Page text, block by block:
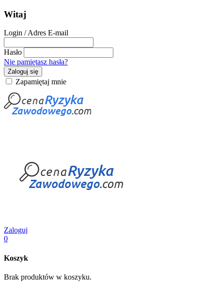
Witaj
Login / Adres E-mail
Hasło
Nie pamiętasz hasła?
Zaloguj się
Zapamiętaj mnie
Zaloguj
0
Koszyk
Brak produktów w koszyku.